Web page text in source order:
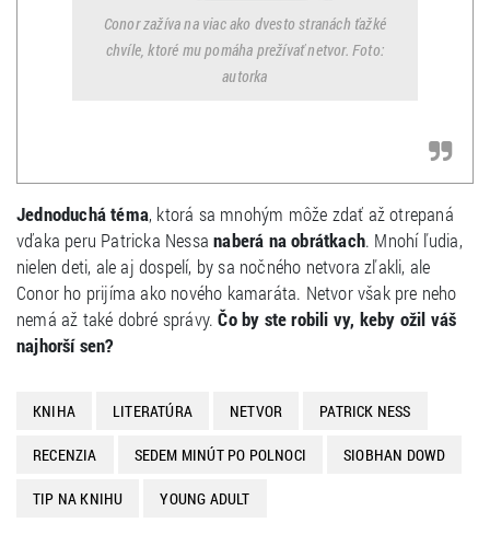
Conor zažíva na viac ako dvesto stranách ťažké
chvíle, ktoré mu pomáha prežívať netvor. Foto:
autorka
Jednoduchá téma, ktorá sa mnohým môže zdať až otrepaná
vďaka peru Patricka Nessanaberá na obrátkach. Mnohí ľudia,
nielen deti, ale aj dospelí, by sa nočného netvora zľakli, ale
Conor ho prijíma ako nového kamaráta. Netvor však pre neho
nemá až také dobré správy.Čo by ste robili vy, keby ožil váš
najhorší sen?
KNIHA LITERATÚRA NETVOR PATRICK NESS
RECENZIA SEDEM MINÚT PO POLNOCI SIOBHAN DOWD
TIP NA KNIHU YOUNG ADULT